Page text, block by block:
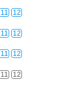
11 12
11 12
11 12
11 12